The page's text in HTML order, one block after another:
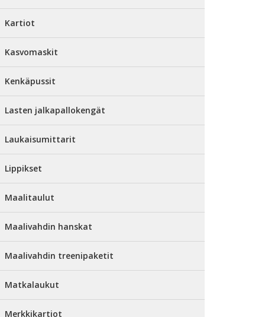
Kartiot
Kasvomaskit
Kenkäpussit
Lasten jalkapallokengät
Laukaisumittarit
Lippikset
Maalitaulut
Maalivahdin hanskat
Maalivahdin treenipaketit
Matkalaukut
Merkkikartiot